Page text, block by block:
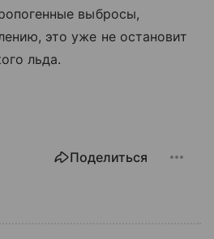
выбросы,
это уже не остановит
льда.
Поделиться